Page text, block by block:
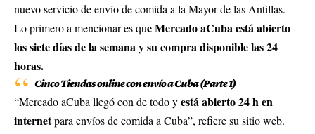
nuevo servicio de envío de comida a la Mayor de las Antillas.
Lo primero a mencionar es que Mercado aCuba está abierto
los siete días de la semana y su compra disponible las 24
horas.
Cinco Tiendas online con envío a Cuba (Parte 1)
“Mercado aCuba llegó con de todo yestá abierto 24 h en
internetpara envíos de comida a Cuba”, refiere su sitio web.